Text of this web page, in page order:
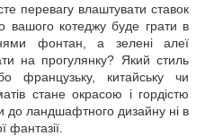
перевагу влаштувати ставок
вашого котеджу буде грати в
фонтан, а зелені алеї
на прогулянку? Який стиль
французьку, китайську чи
стане окрасою і гордістю
до ландшафтного дизайну ні в